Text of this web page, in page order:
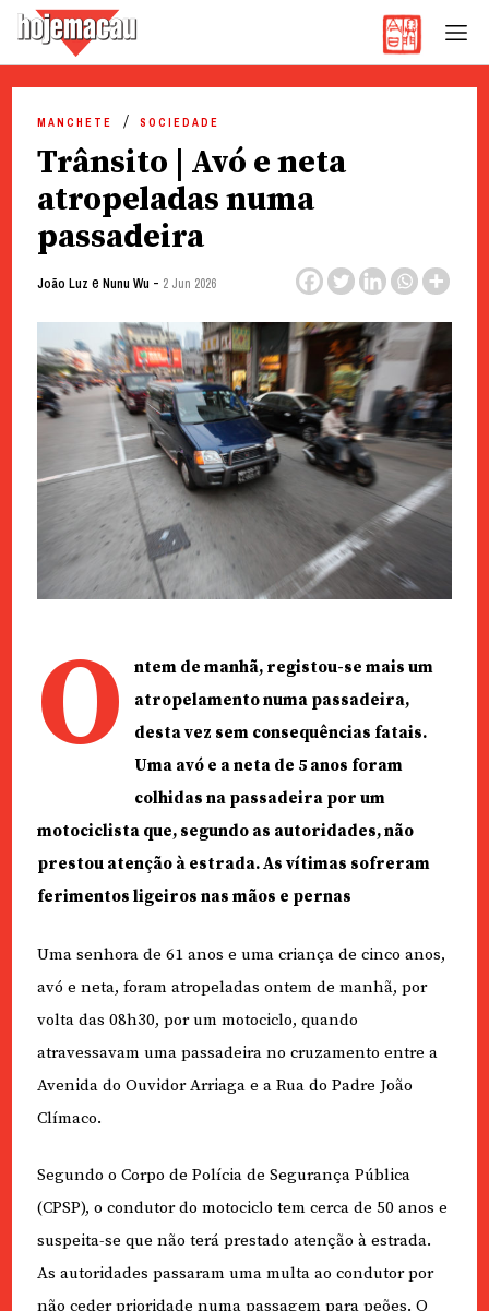
content
MANCHETE SOCIEDADE
Trânsito | Avó e neta
atropeladas numa
passadeira
João Luz e Nunu Wu - 2 Jun 2026
O
ntem de manhã, registou-se mais um
atropelamento numa passadeira,
desta vez sem consequências fatais.
Uma avó e a neta de 5 anos foram
colhidas na passadeira por um
motociclista que, segundo as autoridades, não
prestou atenção à estrada. As vítimas sofreram
ferimentos ligeiros nas mãos e pernas
Uma senhora de 61 anos e uma criança de cinco anos,
avó e neta, foram atropeladas ontem de manhã, por
volta das 08h30, por um motociclo, quando
atravessavam uma passadeira no cruzamento entre a
Avenida do Ouvidor Arriaga e a Rua do Padre João
Clímaco.
Segundo o Corpo de Polícia de Segurança Pública
(CPSP), o condutor do motociclo tem cerca de 50 anos e
suspeita-se que não terá prestado atenção à estrada.
As autoridades passaram uma multa ao condutor por
não ceder prioridade numa passagem para peões. O